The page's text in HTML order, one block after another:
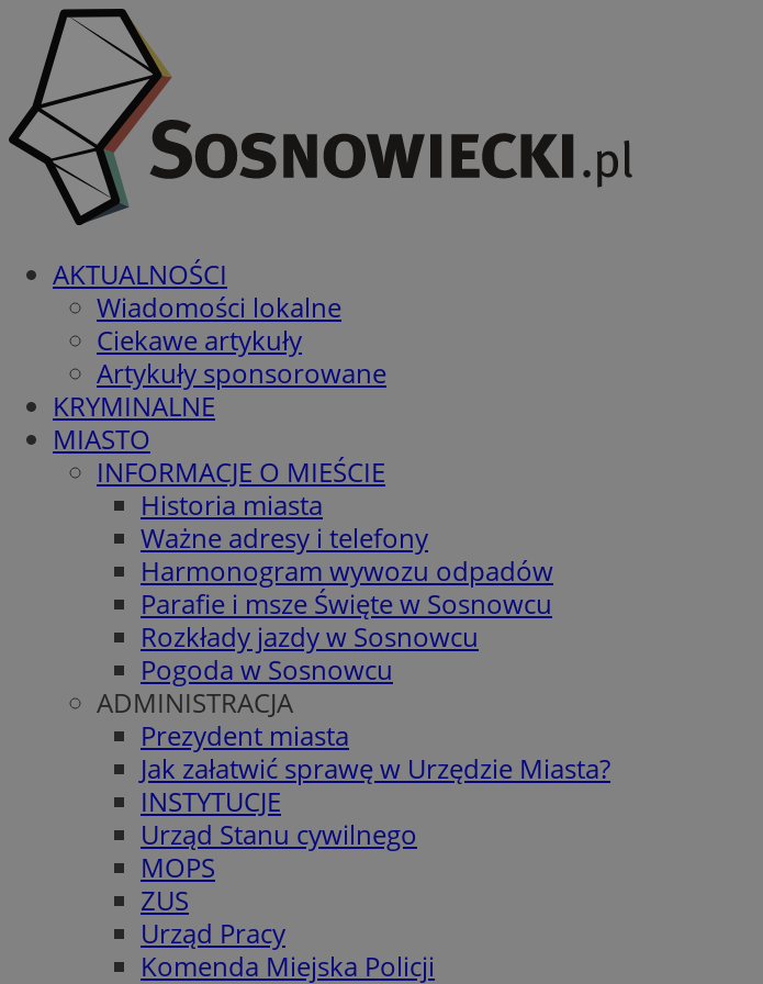
AKTUALNOŚCI
Wiadomości lokalne
Ciekawe artykuły
Artykuły sponsorowane
KRYMINALNE
MIASTO
INFORMACJE O MIEŚCIE
Historia miasta
Ważne adresy i telefony
Harmonogram wywozu odpadów
Parafie i msze Święte w Sosnowcu
Rozkłady jazdy w Sosnowcu
Pogoda w Sosnowcu
ADMINISTRACJA
Prezydent miasta
Jak załatwić sprawę w Urzędzie Miasta?
INSTYTUCJE
Urząd Stanu cywilnego
MOPS
ZUS
Urząd Pracy
Komenda Miejska Policji